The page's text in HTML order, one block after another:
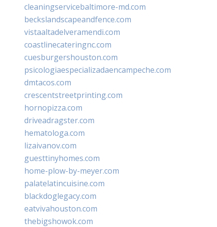
cleaningservicebaltimore-md.com
beckslandscapeandfence.com
vistaaltadelveramendi.com
coastlinecateringnc.com
cuesburgershouston.com
psicologiaespecializadaencampeche.com
dmtacos.com
crescentstreetprinting.com
hornopizza.com
driveadragster.com
hematologa.com
lizaivanov.com
guesttinyhomes.com
home-plow-by-meyer.com
palatelatincuisine.com
blackdoglegacy.com
eatvivahouston.com
thebigshowok.com